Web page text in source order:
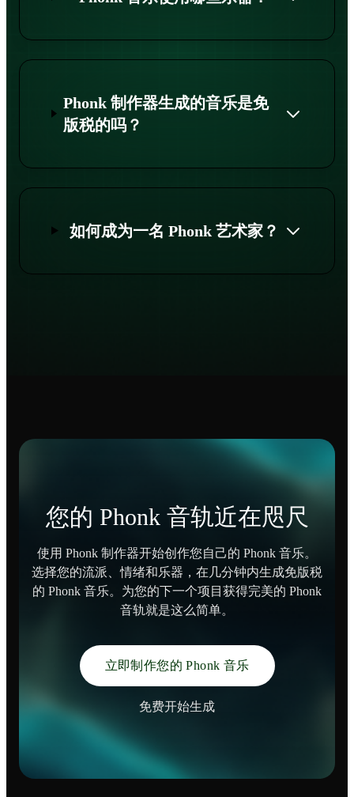
Phonk 制作器生成的音乐是免
版税的吗？
如何成为一名 Phonk 艺术家？
您的 Phonk 音轨近在咫尺
使用 Phonk 制作器开始创作您自己的 Phonk 音乐。
选择您的流派、情绪和乐器，在几分钟内生成免版税
的 Phonk 音乐。为您的下一个项目获得完美的 Phonk
音轨就是这么简单。
立即制作您的 Phonk 音乐
免费开始生成